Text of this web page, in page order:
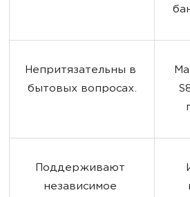
Непритязательны в
бытовых вопросах.
Поддерживают
независимое